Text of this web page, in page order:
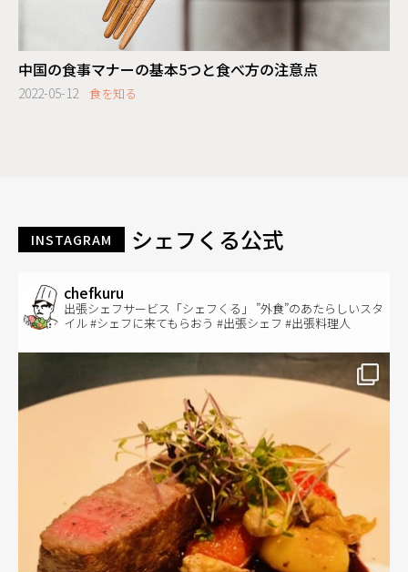
中国の食事マナーの基本5つと食べ方の注意点
2022-05-12 食を知る
INSTAGRAM シェフくる公式
chefkuru
出張シェフサービス「シェフくる」 ”外食”のあたらしいスタ
イル #シェフに来てもらおう #出張シェフ #出張料理人